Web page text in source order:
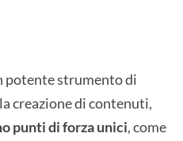
potente strumento di
creazione di contenuti,
punti di forza unici, come